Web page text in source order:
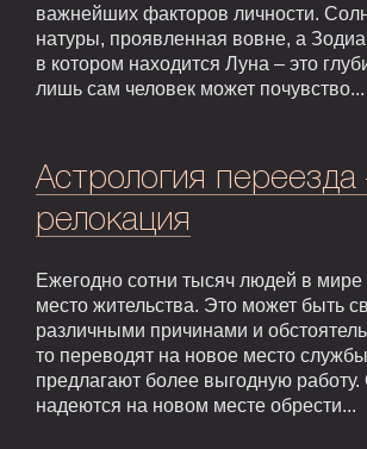
важнейших факторов личности.
натуры, проявленная вовне, а
в котором находится Луна – это
лишь сам человек может почувство...
Астрология переезда
релокация
Ежегодно сотни тысяч людей в
место жительства. Это может быть
различными причинами и
то переводят на новое место
предлагают более выгодную работу.
надеются на новом месте обрести...